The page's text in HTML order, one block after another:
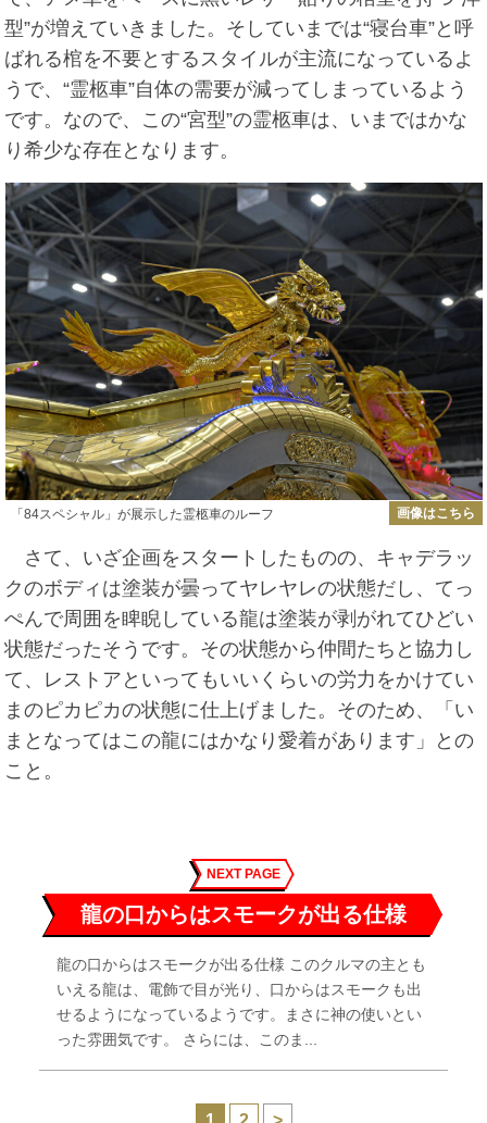
型”が増えていきました。そしていまでは“寝台車”と呼
ばれる棺を不要とするスタイルが主流になっているよ
うで、“霊柩車”自体の需要が減ってしまっているよう
です。なので、この“宮型”の霊柩車は、いまではかな
り希少な存在となります。
「84スペシャル」が展示した霊柩車のルーフ 画像はこちら
さて、いざ企画をスタートしたものの、キャデラッ
クのボディは塗装が曇ってヤレヤレの状態だし、てっ
ぺんで周囲を睥睨している龍は塗装が剥がれてひどい
状態だったそうです。その状態から仲間たちと協力し
て、レストアといってもいいくらいの労力をかけてい
まのピカピカの状態に仕上げました。そのため、「い
まとなってはこの龍にはかなり愛着があります」との
こと。
NEXT PAGE
龍の口からはスモークが出る仕様
龍の口からはスモークが出る仕様 このクルマの主とも
いえる龍は、電飾で目が光り、口からはスモークも出
せるようになっているようです。まさに神の使いとい
った雰囲気です。 さらには、このま...